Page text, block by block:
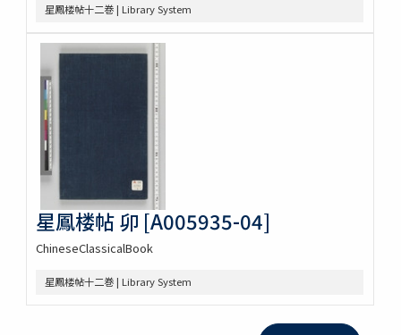
星鳳楼帖十二巻 | Library System
星鳳楼帖 卯 [A005935-04]
ChineseClassicalBook
星鳳楼帖十二巻 | Library System